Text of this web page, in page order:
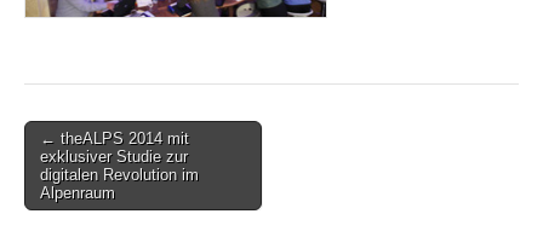
Post
navigation
← theALPS 2014 mit
exklusiver Studie zur
digitalen Revolution im
Alpenraum